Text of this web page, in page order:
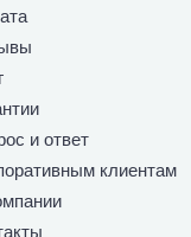
и ответ
клиентам